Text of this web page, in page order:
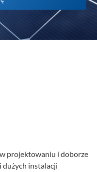
projektowaniu i doborze
dużych instalacji